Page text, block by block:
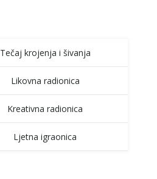
Tečaj krojenja i šivanja
Likovna radionica
Kreativna radionica
Ljetna igraonica